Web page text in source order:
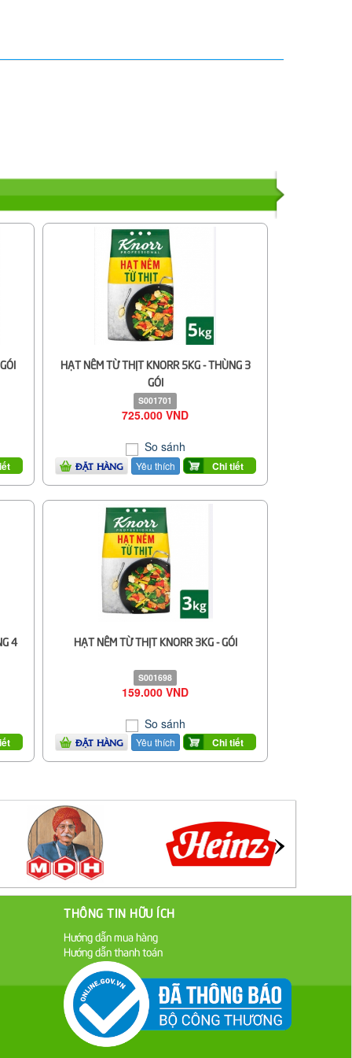
HẠT NÊM TỪ THỊT KNORR 5KG - THÙNG 3
GÓI
S001701
725.000 VND
So sánh
ĐẶT HÀNG Yêu thích Chi tiết
4
HẠT NÊM TỪ THỊT KNORR 3KG - GÓI
S001698
159.000 VND
So sánh
ĐẶT HÀNG Yêu thích Chi tiết
THÔNG TIN HỮU ÍCH
Hướng dẫn mua hàng
Hướng dẫn thanh toán